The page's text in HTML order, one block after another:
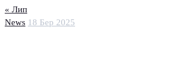
News 18 Бер 2025
« Лип